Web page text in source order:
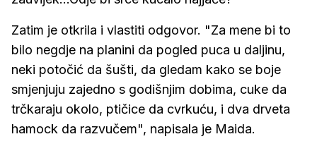
Zatim je otkrila i vlastiti odgovor. "Za mene bi to
bilo negdje na planini da pogled puca u daljinu,
neki potočić da šušti, da gledam kako se boje
smjenjuju zajedno s godišnjim dobima, cuke da
trčkaraju okolo, ptičice da cvrkuću, i dva drveta
hamock da razvučem", napisala je Maida.